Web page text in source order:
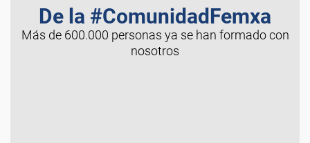
De la #ComunidadFemxa
Más de 600.000 personas ya se han formado con
nosotros